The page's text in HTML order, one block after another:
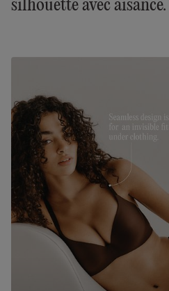
silhouette avec aisance.